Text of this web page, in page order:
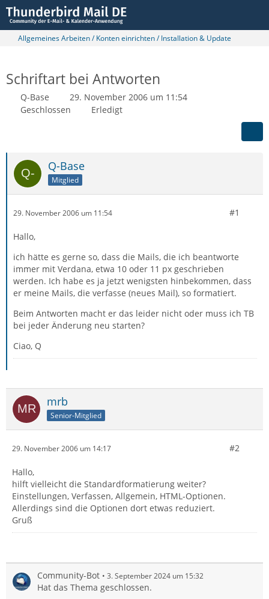
Allgemeines Arbeiten / Konten einrichten / Installation & Update
Schriftart bei Antworten
Q-Base
29. November 2006 um 11:54
Geschlossen
Erledigt
Q-Base
Mitglied
29. November 2006 um 11:54 #1
Hallo,
ich hätte es gerne so, dass die Mails, die ich beantworte
immer mit Verdana, etwa 10 oder 11 px geschrieben
werden. Ich habe es ja jetzt wenigsten hinbekommen, dass
er meine Mails, die verfasse (neues Mail), so formatiert.
Beim Antworten macht er das leider nicht oder muss ich TB
bei jeder Änderung neu starten?
Ciao, Q
mrb
Senior-Mitglied
29. November 2006 um 14:17 #2
Hallo,
hilft vielleicht die Standardformatierung weiter?
Einstellungen, Verfassen, Allgemein, HTML-Optionen.
Allerdings sind die Optionen dort etwas reduziert.
Gruß
Community-Bot 3. September 2024 um 15:32
Hat das Thema geschlossen.